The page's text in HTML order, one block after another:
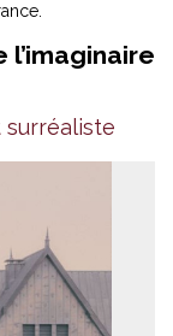
surréaliste